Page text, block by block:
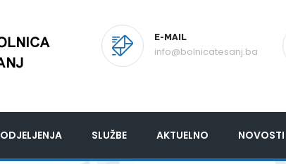
E-MAIL
info@bolnicatesanj.ba
ODJELJENJA SLUŽBE AKTUELNO NOVOSTI